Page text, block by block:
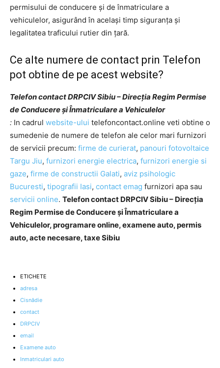
permisului de conducere și de înmatriculare a
vehiculelor, asigurând în același timp siguranța și
legalitatea traficului rutier din țară.
Ce alte numere de contact prin Telefon
pot obtine de pe acest website?
Telefon contact DRPCIV Sibiu – Direcția Regim Permise
de Conducere și Înmatriculare a Vehiculelor
: In cadrul website-ului telefoncontact.online veti obtine o
sumedenie de numere de telefon ale celor mari furnizori
de servicii precum: firme de curierat, panouri fotovoltaice
Targu Jiu, furnizori energie electrica, furnizori energie si
gaze, firme de constructii Galati, aviz psihologic
Bucuresti, tipografii Iasi, contact emag furnizori apa sau
servicii online. Telefon contact DRPCIV Sibiu – Direcția
Regim Permise de Conducere și Înmatriculare a
Vehiculelor, programare online, examene auto, permis
auto, acte necesare, taxe Sibiu
ETICHETE
adresa
Cisnădie
contact
DRPCIV
email
Examene auto
Inmatriculari auto